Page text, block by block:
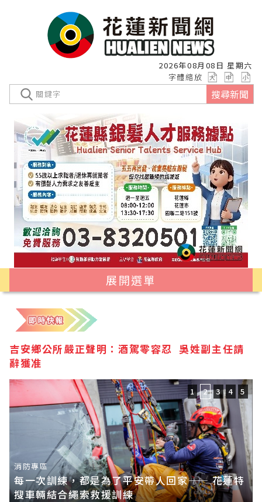
2026年08月08日 星期六
字體縮放
搜尋新聞
展開選單
吉安鄉公所嚴正聲明：酒駕零容忍 吳姓副主任請
辭獲准
消防專區
每一次訓練，都是為了平安帶人回家—— 花蓮特
搜車輛結合繩索救援訓練
1 2 3 4 5